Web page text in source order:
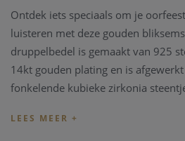
Ontdek iets speciaals om je
luisteren met deze gouden
druppelbedel is gemaakt van 925
14kt gouden plating en is
fonkelende kubieke zirkonia
aan je favoriete hoepels of knuffels